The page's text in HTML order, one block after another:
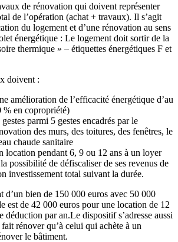
de rénovation qui doivent représenter
de l’opération (achat + travaux). Il s’agit
du logement et d’une rénovation au sens
énergétique : Le logement doit sortir de la
thermique » – étiquettes énergétiques F et
doivent :
amélioration de l’efficacité énergétique d’au
% en copropriété)
parmi 5 gestes encadrés par le
des murs, des toitures, des fenêtres, le
chaude sanitaire
location pendant 6, 9 ou 12 ans à un loyer
possibilité de défiscaliser de ses revenus de
investissement total suivant la durée.
d’un bien de 150 000 euros avec 50 000
est de 42 000 euros pour une location de 12
déduction par an.Le dispositif s’adresse aussi
rénover qu’à celui qui achète à un
le bâtiment.